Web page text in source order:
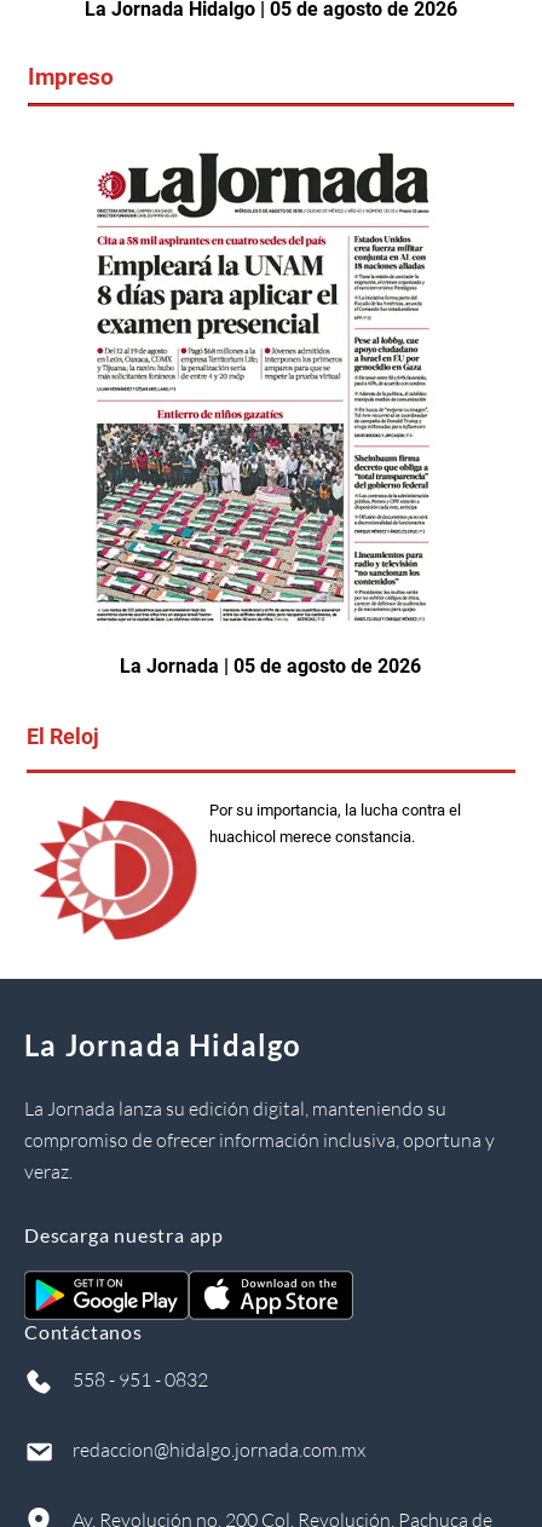
La Jornada Hidalgo | 05 de agosto de 2026
Impreso
La Jornada | 05 de agosto de 2026
El Reloj
Por su importancia, la lucha contra el
huachicol merece constancia.
La Jornada Hidalgo
La Jornada lanza su edición digital, manteniendo su
compromiso de ofrecer información inclusiva, oportuna y
veraz.
Descarga nuestra app
Contáctanos
558 - 951 - 0832
redaccion@hidalgo.jornada.com.mx
Av. Revolución no. 200 Col. Revolución, Pachuca de